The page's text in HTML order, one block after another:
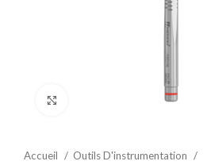
Cliquez pour agrandir
Accueil
Outils D'instrumentation